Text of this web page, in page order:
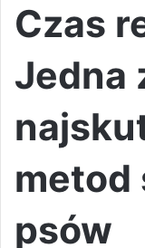
Czas
Jedna
metod
psów